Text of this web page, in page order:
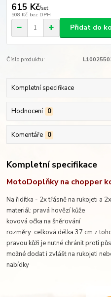
615 Kč/set
508 Kč bez DPH
Přidat do
Číslo produktu:
Kompletní specifikace
Hodnocení 0
Komentáře 0
Kompletní specifikace
MotoDoplňky na chopper
Na řidítka - 2x třásně na rukojeti a
materiál: pravá hovězí kůže
kovová očka na šněrování
rozměry: celková délka 37 cm z
pravou kůži je nutné chránit proti
možné dodat i zvlášť na rukojeti
nabídky